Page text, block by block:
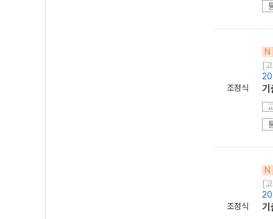
조정식
N
[
조정식
N
[